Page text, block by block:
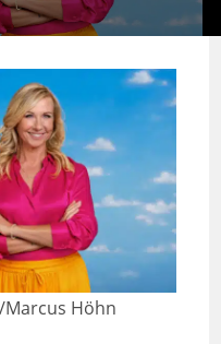
Marcus Höhn